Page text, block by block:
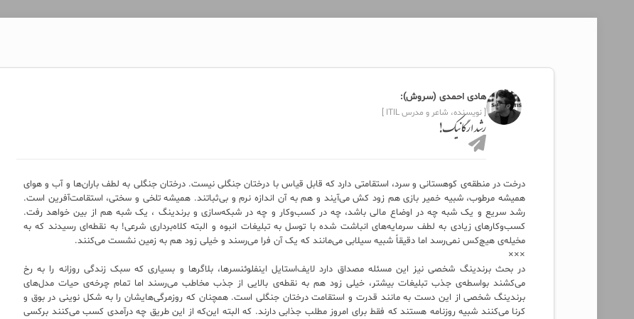
هادی احمدی (سروش):
[ نویسنده، شاعر و مدرس ITIL ]
رشد ارگانیک!
درخت در منطقه‌ی کوهستانی و سرد، استقامتی دارد که قابل قیاس با درختان جنگلی نیست. درختان جنگلی به لطف باران‌ها و آب و هوای
همیشه مرطوب، شبیه خمیر بازی هم زود کش می‌آیند و هم به آن اندازه نرم و بی‌ثباتند. همیشه تلخی و سختی، استقامت‌آفرین است.
رشد سریع و یک شبه چه در اوضاع مالی باشد، چه در کسب‌وکار و چه در شبکه‌سازی و برندینگ ، یک شبه هم از بین خواهد رفت.
کسب‌وکارهای زیادی به لطف سرمایه‌های انباشت شده با توسل به تبلیغات انبوه و البته کلاه‌برداری شرعی! به نقطه‌ای رسیدند که به
مخیله‌ی هیچ‌کس نمی‌رسد اما دقیقاً شبیه سیلابی می‌مانند که یک آن فرا می‌رسند و خیلی زود هم به زمین نشست می‌کنند.
×××
در بحث برندینگ شخصی نیز این مسئله مصداق دارد لایف‌استایل اینفلوئنسرها، بلاگرها و بسیاری که سبک زندگی روزانه را به رخ
می‌کشند بواسطه‌ی جذب تبلیغات بیشتر، خیلی زود هم به نقطه‌ی بالایی از جذب مخاطب می‌رسند اما تمام چرخه‌ی حیات مدل‌های
برندینگ شخصی از این دست به مانند قدرت و استقامت درختان جنگلی است. همچنان که روزمرگی‌هایشان را به شکل نوینی در بوق و
کرنا می‌کنند شبیه روزنامه هستند که فقط برای امروز مطلب جذابی دارند. که البته این‌که از این طریق چه درآمدی کسب می‌کنند برکسی